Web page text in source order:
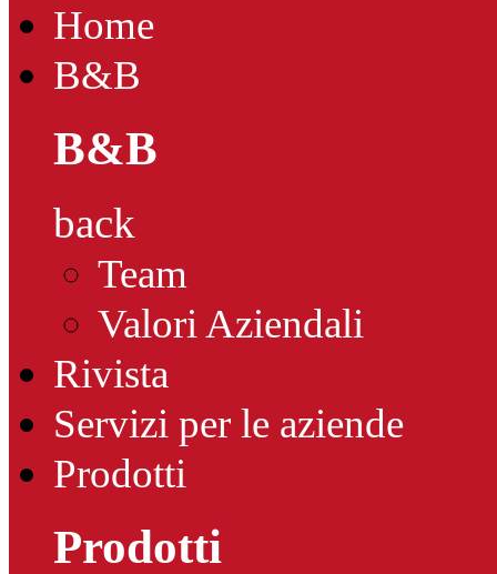
Home
B&B
B&B
back
Team
Valori Aziendali
Rivista
Servizi per le aziende
Prodotti
Prodotti